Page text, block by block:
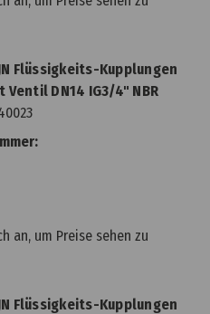
Flüssigkeits-Kupplungen
Ventil DN14 IG3/4" NBR
an, um Preise sehen zu
Flüssigkeits-Kupplungen